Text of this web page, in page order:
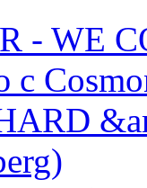
- WE
с